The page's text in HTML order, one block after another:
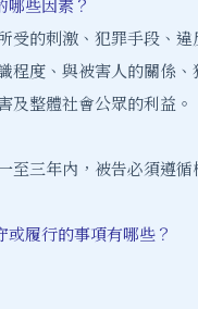
些因素？
受的刺激、犯罪手段、違
程度、與被害人的關係、
及整體社會公眾的利益。
至三年內，被告必須遵
履行的事項有哪些？